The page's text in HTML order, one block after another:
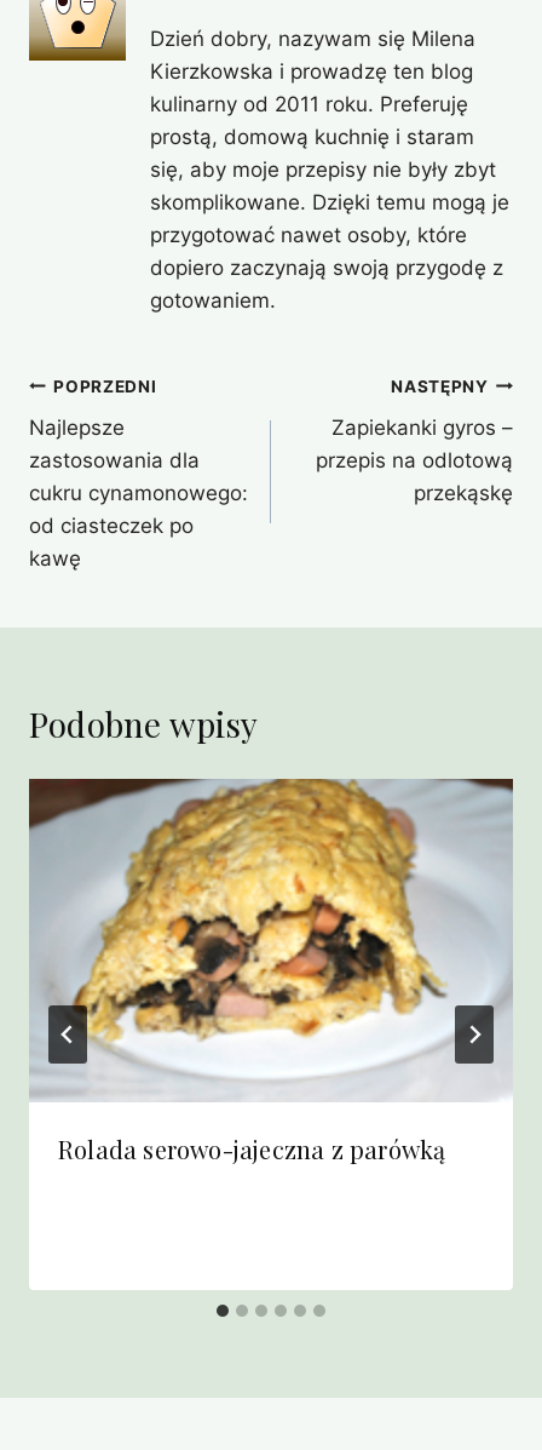
Dzień dobry, nazywam się Milena
Kierzkowska i prowadzę ten blog
kulinarny od 2011 roku. Preferuję
prostą, domową kuchnię i staram
się, aby moje przepisy nie były zbyt
skomplikowane. Dzięki temu mogą je
przygotować nawet osoby, które
dopiero zaczynają swoją przygodę z
gotowaniem.
Nawigacja
wpisu
POPRZEDNI
Najlepsze
zastosowania dla
cukru cynamonowego:
od ciasteczek po
kawę
NASTĘPNY
Zapiekanki gyros –
przepis na odlotową
przekąskę
Podobne wpisy
Rolada serowo-jajeczna z parówką